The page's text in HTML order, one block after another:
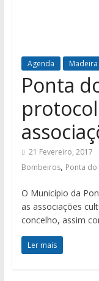
Agenda Madeira
Ponta
21 Fevereiro, 2017
Bombeiros, Ponta do
O Município da
as associações
concelho, assim
Ler mais